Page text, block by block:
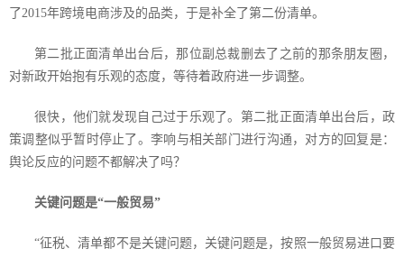
了2015年跨境电商涉及的品类，于是补全了第二份清单。
第二批正面清单出台后，那位副总裁删去了之前的那条朋友圈，
对新政开始抱有乐观的态度，等待着政府进一步调整。
很快，他们就发现自己过于乐观了。第二批正面清单出台后，政
策调整似乎暂时停止了。李响与相关部门进行沟通，对方的回复是：
舆论反应的问题不都解决了吗？
关键问题是“一般贸易”
“征税、清单都不是关键问题，关键问题是，按照一般贸易进口要